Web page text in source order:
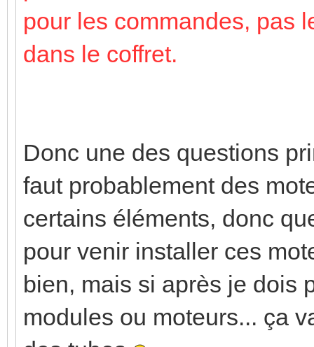
pour les commandes, pas
dans le coffret.
Donc une des questions
faut probablement des
certains éléments, donc
pour venir installer ces
bien, mais si après je dois
modules ou moteurs... ça